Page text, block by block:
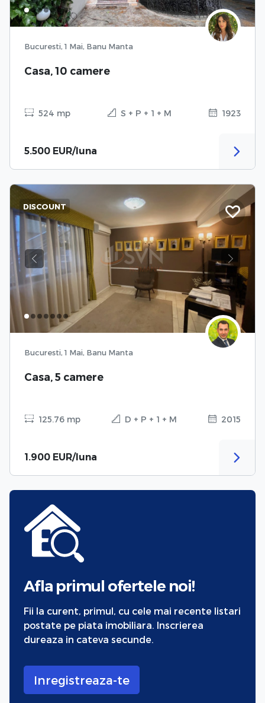
Bucuresti, 1 Mai, Banu Manta
Casa, 10 camere
524 mp S + P + 1 + M 1923
5.500 EUR/luna
Previous Next
DISCOUNT
Bucuresti, 1 Mai, Banu Manta
Casa, 5 camere
125.76 mp D + P + 1 + M 2015
1.900 EUR/luna
Afla primul ofertele noi!
Fii la curent, primul, cu cele mai recente listari
postate pe piata imobiliara. Inscrierea
dureaza in cateva secunde.
Inregistreaza-te